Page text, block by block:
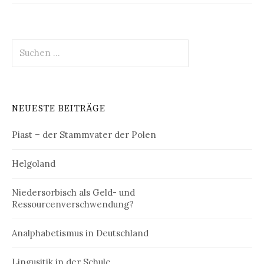
nach:
NEUESTE BEITRÄGE
Piast – der Stammvater der Polen
Helgoland
Niedersorbisch als Geld- und
Ressourcenverschwendung?
Analphabetismus in Deutschland